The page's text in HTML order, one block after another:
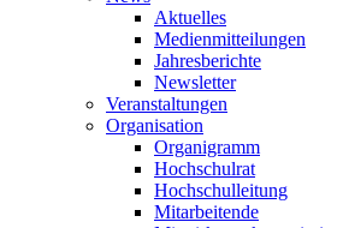
Aktuelles
Medienmitteilungen
Jahresberichte
Newsletter
Veranstaltungen
Organisation
Organigramm
Hochschulrat
Hochschulleitung
Mitarbeitende